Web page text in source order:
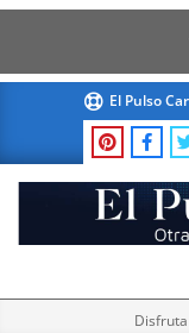
content
El Pulso
El
Pulso
Navigation